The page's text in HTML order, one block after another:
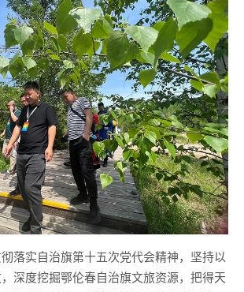
落实自治旗第十五次党代会精神，坚持以
深度挖掘鄂伦春自治旗文旅资源，把得天